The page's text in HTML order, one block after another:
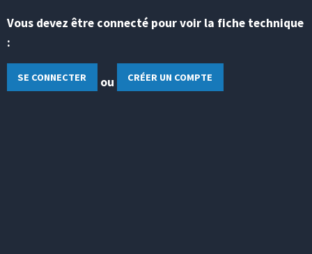
Vous devez être connecté pour voir la fiche technique
:
SE CONNECTER ou CRÉER UN COMPTE